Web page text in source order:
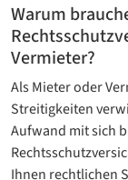
Warum
Vermieter?
Als Mieter oder
Streitigkeiten
Aufwand mit sich
Ihnen rechtlichen